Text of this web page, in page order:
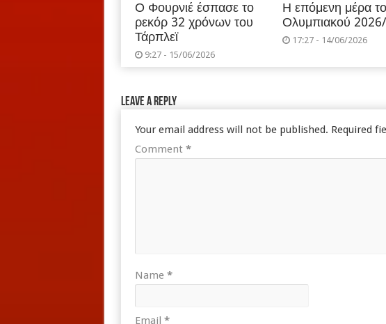
Ο Φουρνιέ έσπασε το
ρεκόρ 32 χρόνων του
Τάρπλεϊ
9:27 - 15/06/2026
Η επόμενη μέρα
Ολυμπιακού
17:27 - 14/06/2026
Leave a Reply
Your email address will not be published. Required
Comment *
Name *
Email *